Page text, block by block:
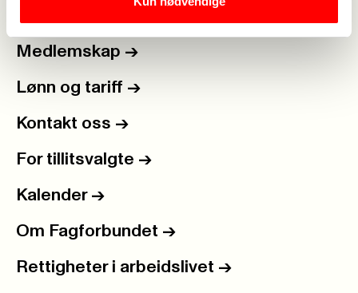
Medlemskap ->
Lønn og tariff ->
Kontakt oss ->
For tillitsvalgte ->
Kalender ->
Om Fagforbundet ->
Rettigheter i arbeidslivet ->